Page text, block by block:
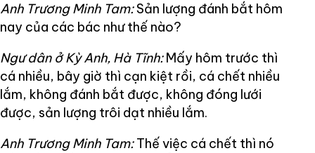
Anh Trương Minh Tam:Sản lượng đánh bắt hôm
nay của các bác như thế nào?
Ngư dân ở Kỳ Anh, Hà Tĩnh:Mấy hôm trước thì
cá nhiều, bây giờ thì cạn kiệt rồi, cá chết nhiều
lắm, không đánh bắt được, không đóng lưới
được, sản lượng trôi dạt nhiều lắm.
Anh Trương Minh Tam:Thế việc cá chết thì nó